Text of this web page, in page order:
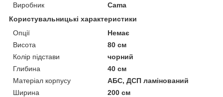
Виробник
Cama
Користувальницькі характеристики
Опції
Немає
Висота
80 см
Колір підстави
чорний
Глибина
40 см
Матеріал корпусу
АБС, ДСП ламінований
Ширина
200 см